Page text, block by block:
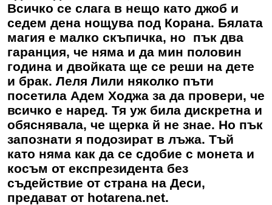
Всичко се слага в нещо като джоб и
седем дена нощува под Корана. Бялата
магия е малко скъпичка, но пък два
гаранция, че няма и да мин половин
година и двойката ще се реши на дете
и брак. Леля Лили няколко пъти
посетила Адем Ходжа за да провери, че
всичко е наред. Тя уж била дискретна и
обяснявала, че щерка й не знае. Но пък
запознати я подозират в лъжа. Тъй
като няма как да се сдобие с монета и
косъм от експрезидента без
съдействие от страна на Деси,
предават от hotarena.net.